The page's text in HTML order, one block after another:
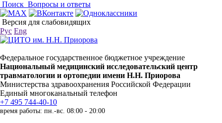
Поиск Вопросы и ответы
Версия для слабовидящих
Рус Eng
Федеральное государственное бюджетное учреждение
Национальный медицинский исследовательский центр
травматологии и ортопедии имени Н.Н. Приорова
Министерства здравоохранения Российской Федерации
Единый многоканальный телефон
+7 495 744-40-10
время работы: пн.-вс. 08:00 - 20:00